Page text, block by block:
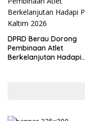
DPRD Berau Dorong
Pembinaan Atlet
Berkelanjutan Hadapi